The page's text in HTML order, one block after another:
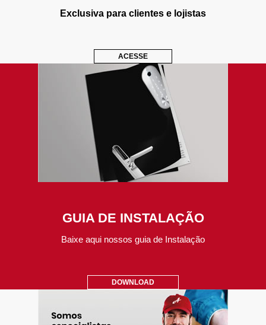
Exclusiva para clientes e lojistas
ACESSE
GUIA DE INSTALAÇÃO
Baixe aqui nossos guia de Instalação
DOWNLOAD